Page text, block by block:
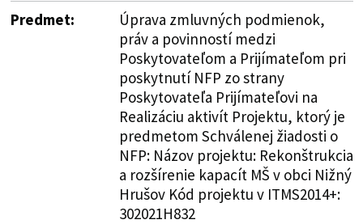
Predmet:
Úprava zmluvných podmienok,
práv a povinností medzi
Poskytovateľom a Prijímateľom pri
poskytnutí NFP zo strany
Poskytovateľa Prijímateľovi na
Realizáciu aktivít Projektu, ktorý je
predmetom Schválenej žiadosti o
NFP: Názov projektu: Rekonštrukcia
a rozšírenie kapacít MŠ v obci Nižný
Hrušov Kód projektu v ITMS2014+:
302021H832